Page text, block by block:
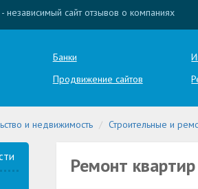
- независимый сайт отзывов о компаниях
Банки
Продвижение сайтов
и недвижимость Строительные и
Ремонт